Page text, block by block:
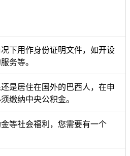
下用作身份证明文件，如开设
务等。
是居住在国外的巴西人，在申
缴纳中央公积金。
等社会福利，您需要有一个